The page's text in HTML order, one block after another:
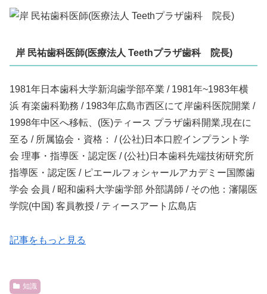
岸 民祐歯科医師(医療法人 Teethプラザ歯科 院長)
1981年日本歯科大学新潟歯学部卒業 / 1981年~1983年横
浜 有楽歯科勤務 / 1983年広島市西区にて岸歯科医院開業 /
1998年中区へ移転、(医)ティース プラザ歯科開業,現在に
至る / 所属協会・資格： / (公社)日本口腔インプラント学
会 理事・指導医・認定医 / (公社)日本歯科先端技術研究所
指導医・認定医 / ピエールフォシャールアカデミー国際歯
学会 会員 / 昭和歯科大学歯学部 外部講師 / その他：瀋陽医
学院(中国) 客員教授 / ティースアート広島店
記事をもっと見る
知識